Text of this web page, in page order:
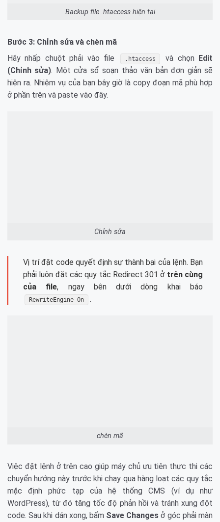
Backup file .htaccess hiện tại
Bước 3: Chỉnh sửa và chèn mã
Hãy nhấp chuột phải vào file
.htaccess và chọn
Edit
(Chỉnh sửa). Một cửa sổ soạn thảo văn bản đơn giản sẽ
hiện ra. Nhiệm vụ của bạn bây giờ là copy đoạn mã phù hợp
ở phần trên và paste vào đây.
Chỉnh sửa
Vị trí đặt code quyết định sự thành bại của lệnh. Bạn
phải luôn đặt các quy tắc Redirect 301 ở trên cùng
của file, ngay bên dưới dòng khai báo
RewriteEngine On .
chèn mã
Việc đặt lệnh ở trên cao giúp máy chủ ưu tiên thực thi các
chuyển hướng này trước khi chạy qua hàng loạt các quy tắc
mặc định phức tạp của hệ thống CMS (ví dụ như
WordPress), từ đó tăng tốc độ phản hồi và tránh xung đột
code. Sau khi dán xong, bấm Save Changes ở góc phải màn